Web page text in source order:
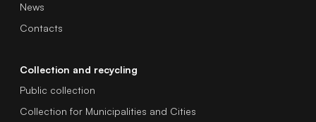
News
Contacts
Collection and recycling
Public collection
Collection for Municipalities and Cities